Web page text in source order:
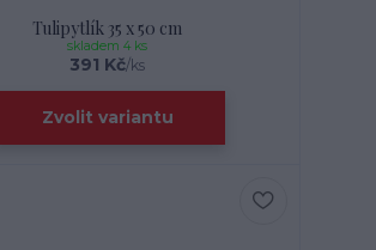
Tulipytlík 35 x 50 cm
391 Kč/ks
skladem 4 ks
Zvolit variantu